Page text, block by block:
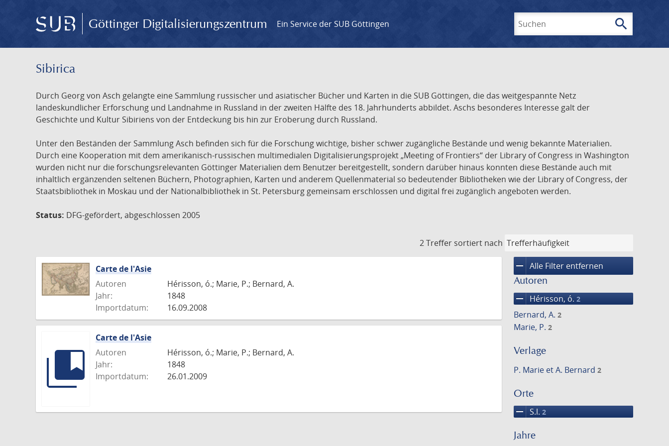
Göttinger Digitalisierungszentrum Ein Service der SUB Göttingen search
Sibirica
Durch Georg von Asch gelangte eine Sammlung russischer und asiatischer Bücher und Karten in die SUB Göttingen, die das weitgespannte Netz
landeskundlicher Erforschung und Landnahme in Russland in der zweiten Hälfte des 18. Jahrhunderts abbildet. Aschs besonderes Interesse galt der
Geschichte und Kultur Sibiriens von der Entdeckung bis hin zur Eroberung durch Russland.
Unter den Beständen der Sammlung Asch befinden sich für die Forschung wichtige, bisher schwer zugängliche Bestände und wenig bekannte Materialien.
Durch eine Kooperation mit dem amerikanisch-russischen multimedialen Digitalisierungsprojekt „Meeting of Frontiers“ der Library of Congress in Washington
wurden nicht nur die forschungsrelevanten Göttinger Materialien dem Benutzer bereitgestellt, sondern darüber hinaus konnten diese Bestände auch mit
inhaltlich ergänzenden seltenen Büchern, Photographien, Karten und anderem Quellenmaterial so bedeutender Bibliotheken wie der Library of Congress, der
Staatsbibliothek in Moskau und der Nationalbibliothek in St. Petersburg gemeinsam erschlossen und digital frei zugänglich angeboten werden.
Status: DFG-gefördert, abgeschlossen 2005
2 Treffer sortiert nach
remove Alle Filter entfernen
Autoren
remove Hérisson, ó. 2
Bernard, A. 2
Marie, P. 2
Verlage
P. Marie et A. Bernard 2
Orte
remove S.l. 2
Jahre
Carte de l'Asie
Autoren
Hérisson, ó.; Marie, P.; Bernard, A.
Jahr:
1848
Importdatum:
16.09.2008
Carte de l'Asie
Autoren
Hérisson, ó.; Marie, P.; Bernard, A.
Jahr:
1848
Importdatum:
26.01.2009